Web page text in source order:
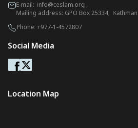
E-mail: info@ceslam.org ,
Mailing address: GPO Box 25334,
Phone: +977-1-4572807
Social Media
Location Map